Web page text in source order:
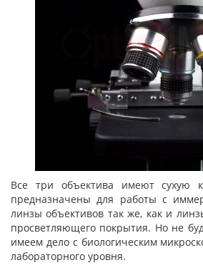
Все три объектива имеют сухую
предназначены для работы с
линзы объективов так же, как и
просветляющего покрытия. Но не
имеем дело с биологическим
лабораторного уровня.